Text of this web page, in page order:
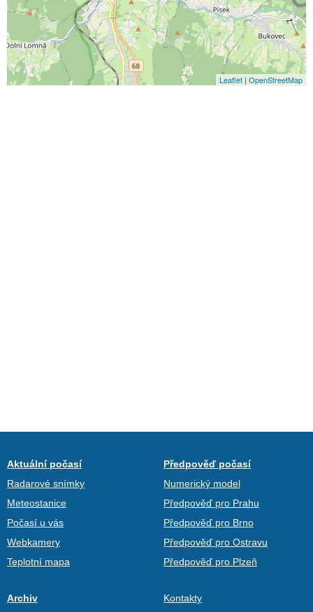
Leaflet | OpenStreetMap
Aktuální počasí
Radarové snímky
Meteostanice
Počasí u vás
Webkamery
Teplotní mapa
Předpověď počasí
Numerický model
Předpověď pro Prahu
Předpověď pro Brno
Předpověď pro Ostravu
Předpověď pro Plzeň
Archiv Kontakty